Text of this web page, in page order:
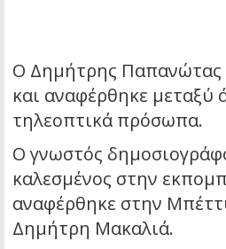
Ο Δημήτρης Παπανώτας
και αναφέρθηκε μεταξύ
τηλεοπτικά πρόσωπα.
Ο γνωστός
καλεσμένος στην
αναφέρθηκε στην
Δημήτρη Μακαλιά.